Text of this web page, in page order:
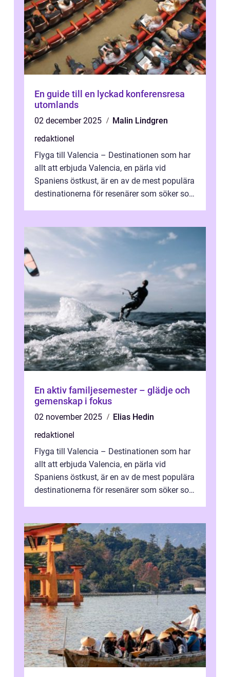
En guide till en lyckad konferensresa
utomlands
02 december 2025
Malin Lindgren
redaktionel
Flyga till Valencia – Destinationen som har
allt att erbjuda Valencia, en pärla vid
Spaniens östkust, är en av de mest populära
destinationerna för resenärer som söker sol,
En aktiv familjesemester – glädje och
gemenskap i fokus
02 november 2025
Elias Hedin
redaktionel
Flyga till Valencia – Destinationen som har
allt att erbjuda Valencia, en pärla vid
Spaniens östkust, är en av de mest populära
destinationerna för resenärer som söker sol,